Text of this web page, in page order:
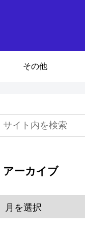
その他
アーカイブ